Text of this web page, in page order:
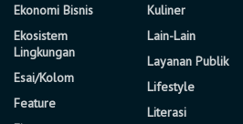
Ekonomi Bisnis
Ekosistem
Lingkungan
Esai/Kolom
Feature
Kuliner
Lain-Lain
Layanan Publik
Lifestyle
Literasi